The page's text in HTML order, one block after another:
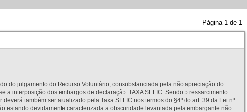
Página 1 de 1
do julgamento do Recurso Voluntário, consubstanciada pela não apreciação do
interposição dos embargos de declaração. TAXA SELIC. Sendo o ressarcimento
também ser atualizado pela Taxa SELIC nos termos do §4º do art. 39 da Lei nº
estando devidamente caracterizada a obscuridade levantada pela embargante não